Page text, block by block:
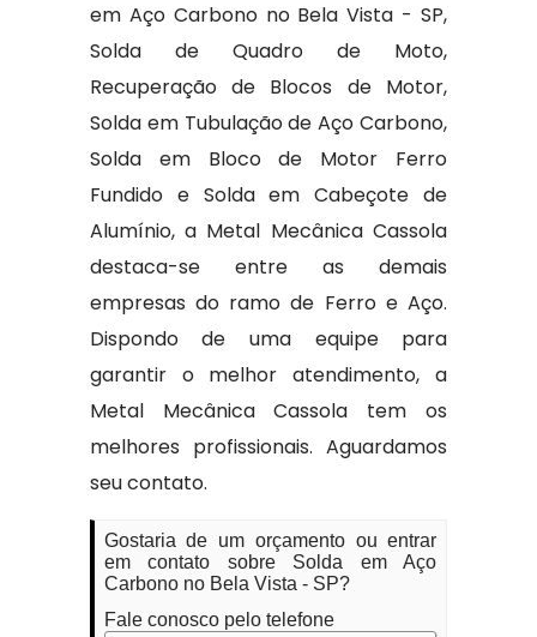
em Aço Carbono no Bela Vista - SP,
Solda de Quadro de Moto,
Recuperação de Blocos de Motor,
Solda em Tubulação de Aço Carbono,
Solda em Bloco de Motor Ferro
Fundido e Solda em Cabeçote de
Alumínio, a Metal Mecânica Cassola
destaca-se entre as demais
empresas do ramo de Ferro e Aço.
Dispondo de uma equipe para
garantir o melhor atendimento, a
Metal Mecânica Cassola tem os
melhores profissionais. Aguardamos
seu contato.
Gostaria de um orçamento ou entrar
em contato sobre Solda em Aço
Carbono no Bela Vista - SP?
Fale conosco pelo telefone